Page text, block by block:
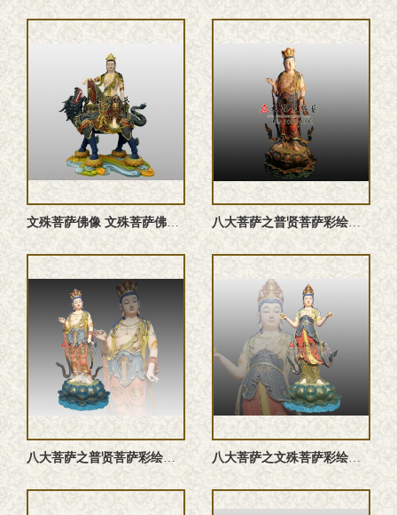
文殊菩萨佛像 文殊菩萨佛像雕塑 铜雕文殊师利佛像 文殊菩萨佛 ... 八大菩萨之普贤菩萨彩绘雕塑像订做
八大菩萨之普贤菩萨彩绘铜雕佛像,华严三圣,遍吉菩萨,佛像雕塑 八大菩萨之文殊菩萨彩绘铜佛像,四大菩萨,法王子,诸佛之母,七 ...